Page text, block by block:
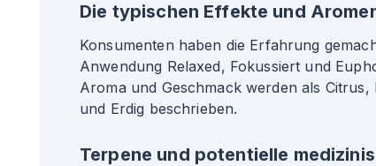
Die typischen Effekte und
Konsumenten haben die Erfahrung
Anwendung Relaxed, Fokussiert und
Aroma und Geschmack werden als
und Erdig beschrieben.
Terpene und potentielle